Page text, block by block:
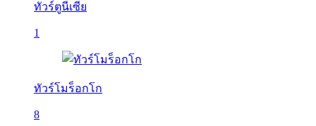
ทัวร์ตูนีเซีย
1
ทัวร์โมร็อกโก
8